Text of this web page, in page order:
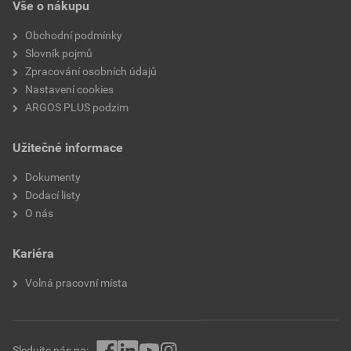
Vše o nákupu
Obchodní podmínky
Slovník pojmů
Zpracování osobních údajů
Nastavení cookies
ARGOS PLUS podzim
Užitečné informace
Dokumenty
Dodací listy
O nás
Kariéra
Volná pracovní místa